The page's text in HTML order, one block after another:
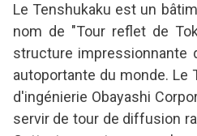
Le Tenshukaku est un
nom de "Tour reflet de
structure
autoportante du monde. Le
d'ingénierie Obayashi
servir de tour de diffusion